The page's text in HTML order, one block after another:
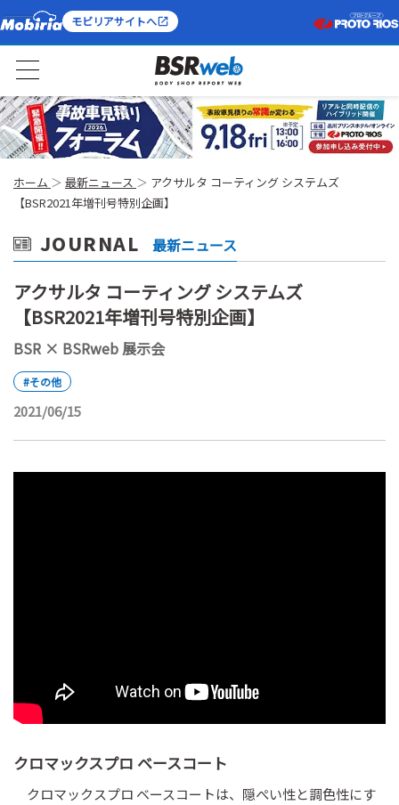
モビリアサイトへ
ホーム 最新ニュース
アクサルタ コーティング システムズ
【BSR2021年増刊号特別企画】
JOURNAL 最新ニュース
アクサルタ コーティング システムズ
【BSR2021年増刊号特別企画】
BSR × BSRweb 展示会
#その他
2021/06/15
クロマックスプロ ベースコート
クロマックスプロ ベースコートは、隠ぺい性と調色性にす